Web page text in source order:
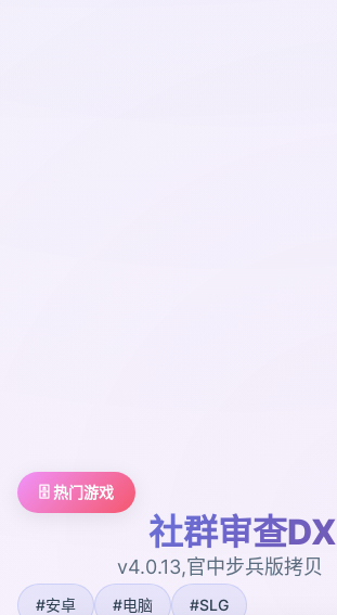
🗄️ 热门游戏
社群审查DX
v4.0.13,官中步兵版拷贝
#安卓 #电脑 #SLG